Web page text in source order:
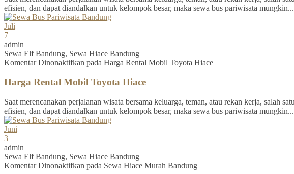
efisien, dan dapat diandalkan untuk kelompok besar, maka sewa bus pariwisata mungkin...
Juli
7
admin
Sewa Elf Bandung, Sewa Hiace Bandung
Komentar Dinonaktifkan pada Harga Rental Mobil Toyota Hiace
Harga Rental Mobil Toyota Hiace
Saat merencanakan perjalanan wisata bersama keluarga, teman, atau rekan kerja, salah
efisien, dan dapat diandalkan untuk kelompok besar, maka sewa bus pariwisata mungkin...
Juni
3
admin
Sewa Elf Bandung, Sewa Hiace Bandung
Komentar Dinonaktifkan pada Sewa Hiace Murah Bandung